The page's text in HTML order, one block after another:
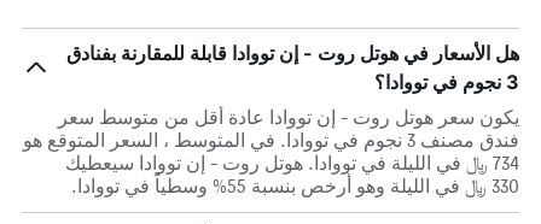
هل الأسعار في هوتل روت - إن تووادا قابلة للمقارنة بفنادق
3 نجوم في تووادا؟
يكون سعر هوتل روت - إن تووادا عادة أقل من متوسط ​​سعر
فندق مصنف 3 نجوم في تووادا. في المتوسط ، السعر المتوقع هو
734 ﷼ في الليلة في تووادا. هوتل روت - إن تووادا سيعطيك
330 ﷼ في الليلة وهو أرخص بنسبة 55% وسطياً في تووادا.